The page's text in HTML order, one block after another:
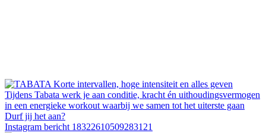
Instagram bericht 18322610509283121